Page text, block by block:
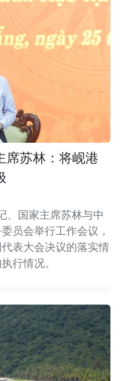
席苏林：将岘港
、国家主席苏林与中
员会举行工作会议，
表大会决议的落实情
行情况。